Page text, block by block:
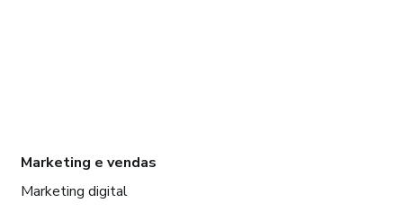
Marketing e vendas
Marketing digital